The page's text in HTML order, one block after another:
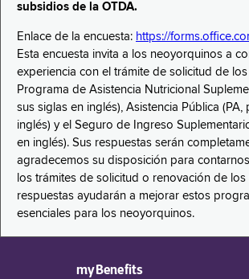
subsidios de la OTDA.
Enlace de la encuesta: https://
Esta encuesta invita a los neoyorquinos a
experiencia con el trámite de solicitud de
Programa de Asistencia Nutricional
sus siglas en inglés), Asistencia Pública (PA,
inglés) y el Seguro de Ingreso
en inglés). Sus respuestas serán
agradecemos su disposición para
los trámites de solicitud o renovación de los
respuestas ayudarán a mejorar estos
esenciales para los neoyorquinos.
myBenefits